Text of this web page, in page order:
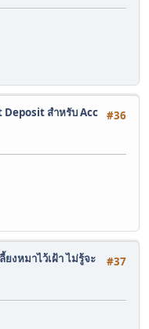
#36
Deposit สำหรับ Acc
#37
งหมาไว้เฝ้า ไม่รู้จะ